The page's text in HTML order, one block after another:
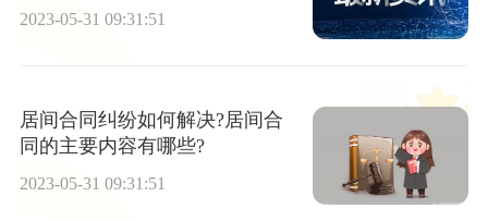
2023-05-31 09:31:51
居间合同纠纷如何解决?居间合
同的主要内容有哪些?
2023-05-31 09:31:51